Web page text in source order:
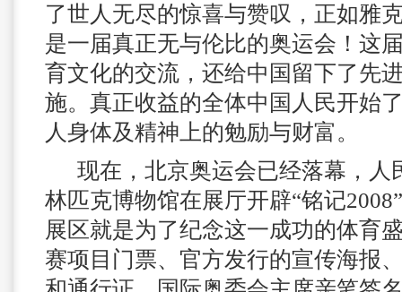
了世人无尽的惊喜与赞叹，正如雅
是一届真正无与伦比的奥运会！这
育文化的交流，还给中国留下了先
施。真正收益的全体中国人民开始
人身体及精神上的勉励与财富。
现在，北京奥运会已经落幕，人
林匹克博物馆在展厅开辟“铭记
展区就是为了纪念这一成功的体育
赛项目门票、官方发行的宣传海报